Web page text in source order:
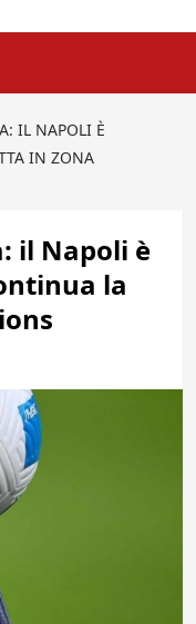
IL NAPOLI È
IN ZONA
il Napoli è
la